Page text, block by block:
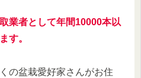
業者として年間10000本以
す。
の盆栽愛好家さんがお住